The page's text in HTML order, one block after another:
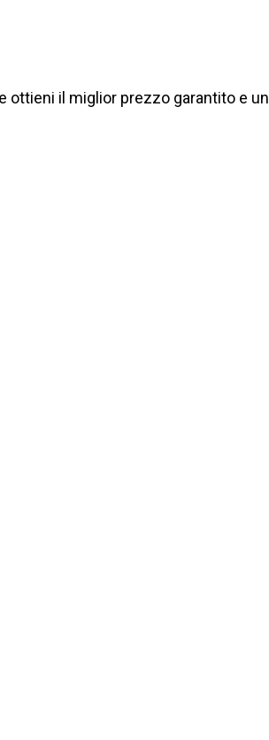
ottieni il miglior prezzo garantito e un